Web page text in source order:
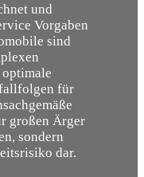
und
Vorgaben
sind
optimale
für
großen Ärger
sondern
dar.